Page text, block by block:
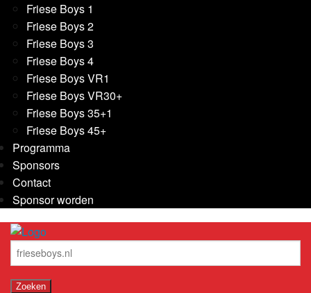
Friese Boys 1
Friese Boys 2
Friese Boys 3
Friese Boys 4
Friese Boys VR1
Friese Boys VR30+
Friese Boys 35+1
Friese Boys 45+
Programma
Sponsors
Contact
Sponsor worden